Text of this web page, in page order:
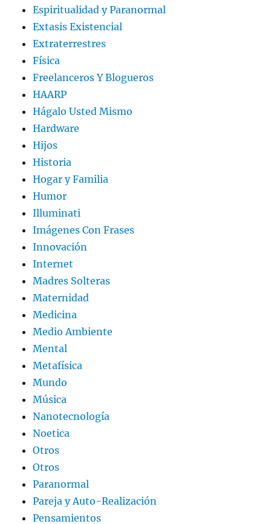
Espiritualidad y Paranormal
Extasis Existencial
Extraterrestres
Física
Freelanceros Y Blogueros
HAARP
Hágalo Usted Mismo
Hardware
Hijos
Historia
Hogar y Familia
Humor
Illuminati
Imágenes Con Frases
Innovación
Internet
Madres Solteras
Maternidad
Medicina
Medio Ambiente
Mental
Metafísica
Mundo
Música
Nanotecnología
Noetica
Otros
Otros
Paranormal
Pareja y Auto-Realización
Pensamientos